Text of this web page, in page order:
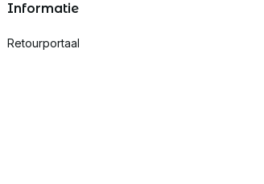
Informatie
Retourportaal